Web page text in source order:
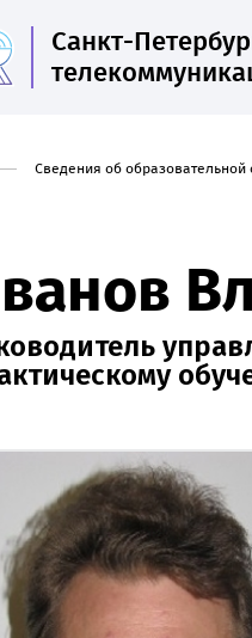
Санкт-
Сведения об образовательной